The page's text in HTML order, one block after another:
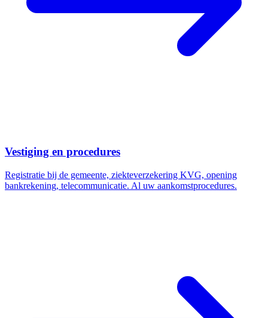
Vestiging en procedures
Registratie bij de gemeente, ziekteverzekering KVG, opening
bankrekening, telecommunicatie. Al uw aankomstprocedures.